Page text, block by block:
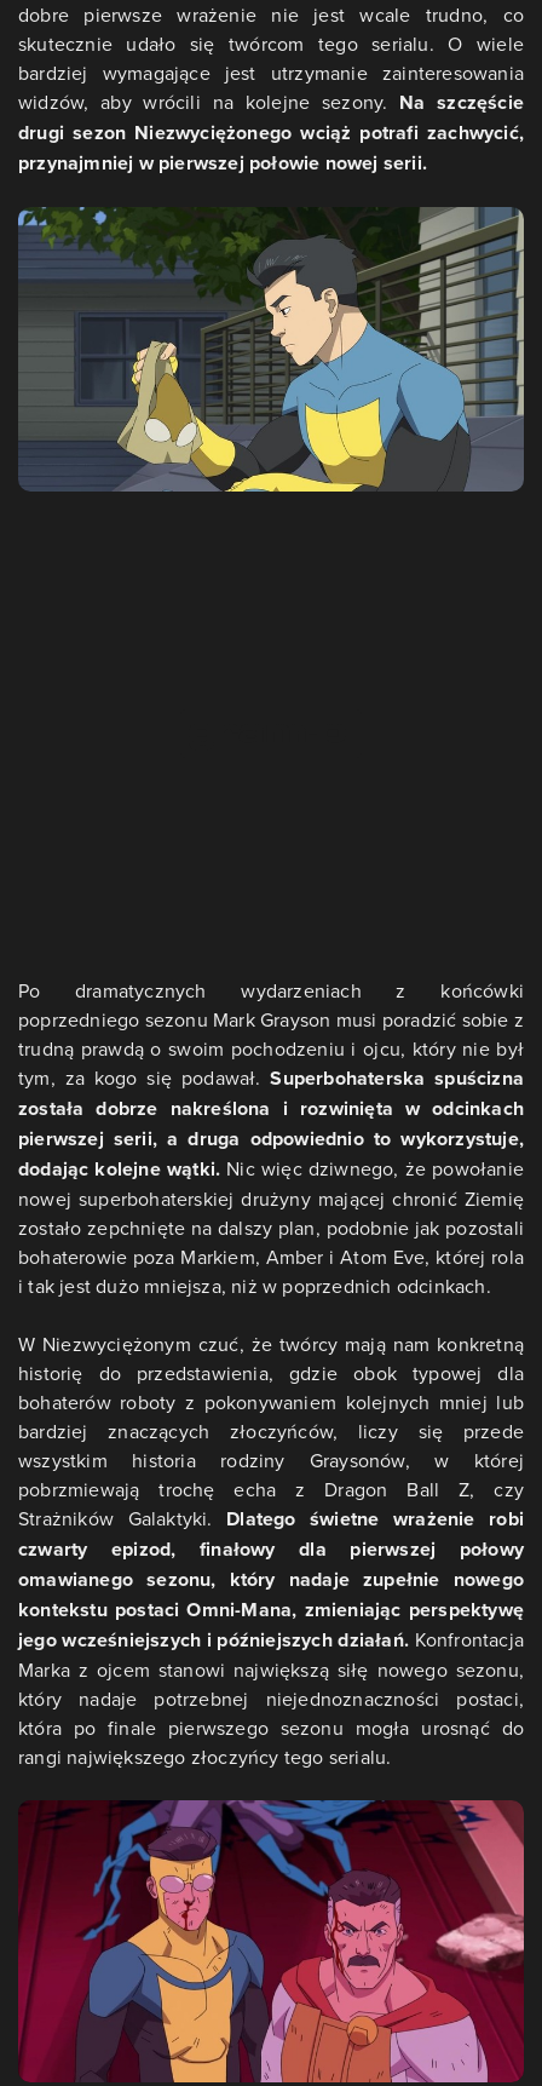
dobre pierwsze wrażenie nie jest wcale trudno, co
skutecznie udało się twórcom tego serialu. O wiele
bardziej wymagające jest utrzymanie zainteresowania
widzów, aby wrócili na kolejne sezony. Na szczęście
drugi sezon Niezwyciężonego wciąż potrafi zachwycić,
przynajmniej w pierwszej połowie nowej serii.
Po dramatycznych wydarzeniach z końcówki
poprzedniego sezonu Mark Grayson musi poradzić sobie z
trudną prawdą o swoim pochodzeniu i ojcu, który nie był
tym, za kogo się podawał.Superbohaterska spuścizna
została dobrze nakreślona i rozwinięta w odcinkach
pierwszej serii, a druga odpowiednio to wykorzystuje,
dodając kolejne wątki. Nic więc dziwnego, że powołanie
nowej superbohaterskiej drużyny mającej chronić Ziemię
zostało zepchnięte na dalszy plan, podobnie jak pozostali
bohaterowie poza Markiem, Amber i Atom Eve, której rola
i tak jest dużo mniejsza, niż w poprzednich odcinkach.
W Niezwyciężonym czuć, że twórcy mają nam konkretną
historię do przedstawienia, gdzie obok typowej dla
bohaterów roboty z pokonywaniem kolejnych mniej lub
bardziej znaczących złoczyńców, liczy się przede
wszystkim historia rodziny Graysonów, w której
pobrzmiewają trochę echa z Dragon Ball Z, czy
Strażników Galaktyki. Dlatego świetne wrażenie robi
czwarty epizod, finałowy dla pierwszej połowy
omawianego sezonu, który nadaje zupełnie nowego
kontekstu postaci Omni-Mana, zmieniając perspektywę
jego wcześniejszych i późniejszych działań. Konfrontacja
Marka z ojcem stanowi największą siłę nowego sezonu,
który nadaje potrzebnej niejednoznaczności postaci,
która po finale pierwszego sezonu mogła urosnąć do
rangi największego złoczyńcy tego serialu.